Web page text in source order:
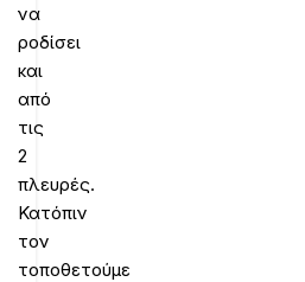
να
ροδίσει
και
από
τις
2
πλευρές.
Κατόπιν
τον
τοποθετούμε